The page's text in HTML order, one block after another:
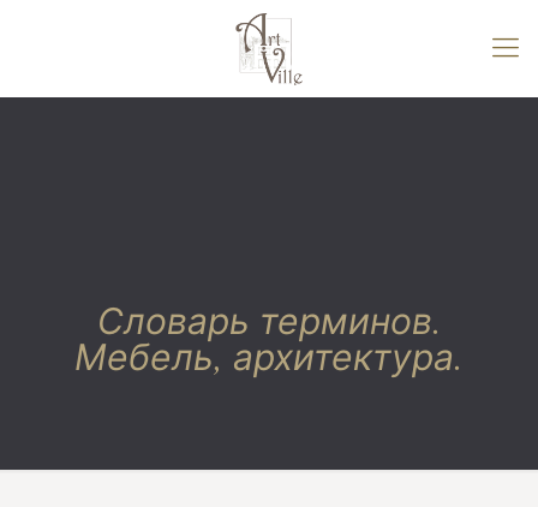
Словарь терминов.
Мебель, архитектура.